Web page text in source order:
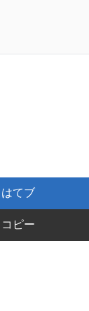
はてブ
コピー